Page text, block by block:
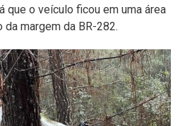
que o veículo ficou em uma área
margem da BR-282.